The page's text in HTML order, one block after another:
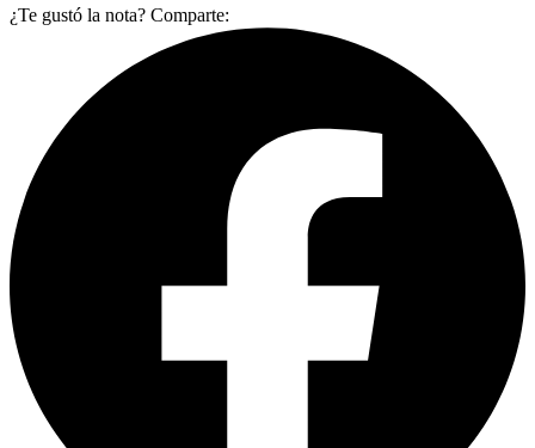
¿Te gustó la nota? Comparte: